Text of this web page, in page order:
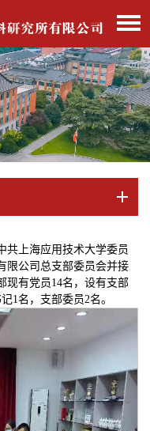
共上海应用技术大学委员
限公司总支部委员会并接
现有党员14名，设有支部
1名，支部委员2名。